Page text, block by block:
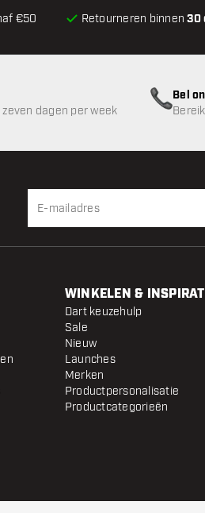
€50 Retourneren binnen30
niet beschikbaar
dagen per week
Bel
WINKELEN &
Dart keuzehulp
Sale
Nieuw
Launches
Merken
Productpersonalisatie
Productcategorieën